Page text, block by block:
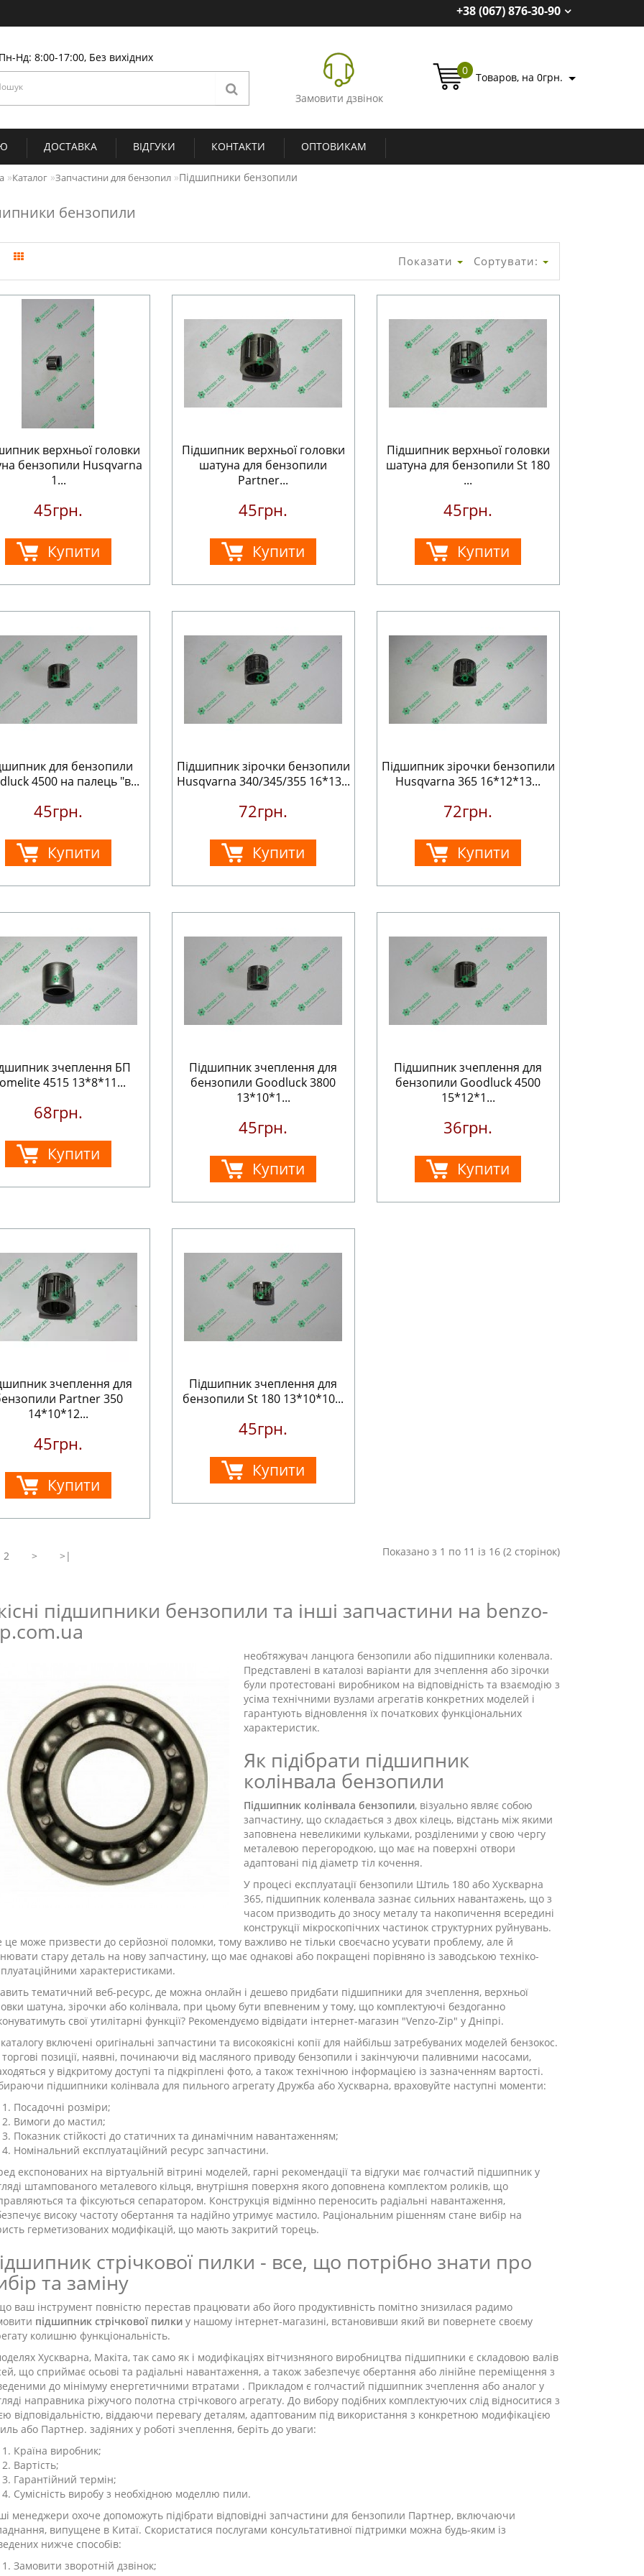
+38 (067) 876-30-90
Нд: 8:00-17:00, Без вихідних
Замовити дзвінок
0
Товаров, на 0грн.
ДОСТАВКА ВІДГУКИ КОНТАКТИ ОПТОВИКАМ
Каталог Запчастини для бензопил Підшипники бензопили
бензопили
Сортувати:
Показати
верхньої головки
бензопили Husqvarna
1...
45грн.
Купити
Підшипник верхньої головки
шатуна для бензопили
Partner...
45грн.
Купити
Підшипник верхньої головки
шатуна для бензопили St 180
...
45грн.
Купити
для бензопили
4500 на палець "в...
45грн.
Купити
Підшипник зірочки бензопили
Husqvarna 340/345/355 16*13...
72грн.
Купити
Підшипник зірочки бензопили
Husqvarna 365 16*12*13...
72грн.
Купити
зчеплення БП
4515 13*8*11...
68грн.
Купити
Підшипник зчеплення для
бензопили Goodluck 3800
13*10*1...
45грн.
Купити
Підшипник зчеплення для
бензопили Goodluck 4500
15*12*1...
36грн.
Купити
зчеплення для
Partner 350
14*10*12...
45грн.
Купити
Підшипник зчеплення для
бензопили St 180 13*10*10...
45грн.
Купити
2 > >| Показано з 1 по 11 із 16 (2 сторінок)
підшипники бензопили та інші запчастини на benzo-
необтяжувач ланцюга бензопили або підшипники коленвала.
Представлені в каталозі варіанти для зчеплення або зірочки
були протестовані виробником на відповідність та взаємодію з
усіма технічними вузлами агрегатів конкретних моделей і
гарантують відновлення їх початкових функціональних
характеристик.
Як підібрати підшипник
колінвала бензопили
Підшипник колінвала бензопили, візуально являє собою
запчастину, що складається з двох кілець, відстань між якими
заповнена невеликими кульками, розділеними у свою чергу
металевою перегородкою, що має на поверхні отвори
адаптовані під діаметр тіл кочення.
У процесі експлуатації бензопили Штиль 180 або Хускварна
365, підшипник коленвала зазнає сильних навантажень, що з
часом призводить до зносу металу та накопичення всередині
конструкції мікроскопічних частинок структурних руйнувань.
це може призвести до серйозної поломки, тому важливо не тільки своєчасно усувати проблему, але й
стару деталь на нову запчастину, що має однакові або покращені порівняно із заводською техніко-
характеристиками.
тематичний веб-ресурс, де можна онлайн і дешево придбати підшипники для зчеплення, верхньої
шатуна, зірочки або колінвала, при цьому бути впевненим у тому, що комплектуючі бездоганно
свої утилітарні функції? Рекомендуємо відвідати інтернет-магазин "Venzo-Zip" у Дніпрі.
включені оригінальні запчастини та високоякісні копії для найбільш затребуваних моделей бензокос.
торгові позиції, наявні, починаючи від масляного приводу бензопили і закінчуючи паливними насосами,
у відкритому доступі та підкріплені фото, а також технічною інформацією із зазначенням вартості.
підшипники колінвала для пильного агрегату Дружба або Хускварна, враховуйте наступні моменти:
Посадочні розміри;
Вимоги до мастил;
Показник стійкості до статичних та динамічним навантаженням;
Номінальний експлуатаційний ресурс запчастини.
експонованих на віртуальній вітрині моделей, гарні рекомендації та відгуки має голчастий підшипник у
штампованого металевого кільця, внутрішня поверхня якого доповнена комплектом роликів, що
та фіксуються сепаратором. Конструкція відмінно переносить радіальні навантаження,
високу частоту обертання та надійно утримує мастило. Раціональним рішенням стане вибір на
герметизованих модифікацій, що мають закритий торець.
стрічкової пилки - все, що потрібно знати про
та заміну
ваш інструмент повністю перестав працювати або його продуктивність помітно знизилася радимо
підшипник стрічкової пилки у нашому інтернет-магазині, встановивши який ви повернете своєму
колишню функціональність.
Хускварна, Макіта, так само як і модифікаціях вітчизняного виробництва підшипники є складовою валів
що сприймає осьові та радіальні навантаження, а також забезпечує обертання або лінійне переміщення з
до мінімуму енергетичними втратами . Прикладом є голчастий підшипник зчеплення або аналог у
направника ріжучого полотна стрічкового агрегату. До вибору подібних комплектуючих слід відноситися з
відповідальністю, віддаючи перевагу деталям, адаптованим під використання з конкретною модифікацією
або Партнер. задіяних у роботі зчеплення, беріть до уваги:
Країна виробник;
Вартість;
Гарантійний термін;
Сумісність виробу з необхідною моделлю пили.
менеджери охоче допоможуть підібрати відповідні запчастини для бензопили Партнер, включаючи
випущене в Китаї. Скористатися послугами консультативної підтримки можна будь-яким із
нижче способів:
Замовити зворотній дзвінок;